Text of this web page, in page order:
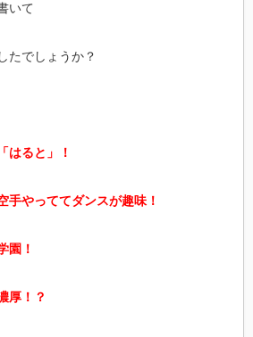
いて
たでしょうか？
はると」！
手やっててダンスが趣味！
園！
厚！？